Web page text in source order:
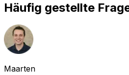
Häufig gestellte
Maarten